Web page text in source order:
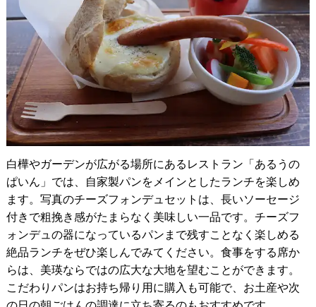
白樺やガーデンが広がる場所にあるレストラン「あるうの
ぱいん」では、自家製パンをメインとしたランチを楽しめ
ます。写真のチーズフォンデュセットは、長いソーセージ
付きで粗挽き感がたまらなく美味しい一品です。チーズフ
ォンデュの器になっているパンまで残すことなく楽しめる
絶品ランチをぜひ楽しんでみてください。食事をする席か
らは、美瑛ならではの広大な大地を望むことができます。
こだわりパンはお持ち帰り用に購入も可能で、お土産や次